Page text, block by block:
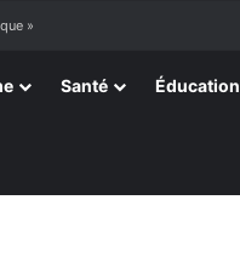
Santé Éducation